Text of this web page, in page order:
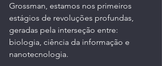
Grossman, estamos nos primeiros
estágios de revoluções profundas,
geradas pela interseção entre:
biologia, ciência da informação e
nanotecnologia.